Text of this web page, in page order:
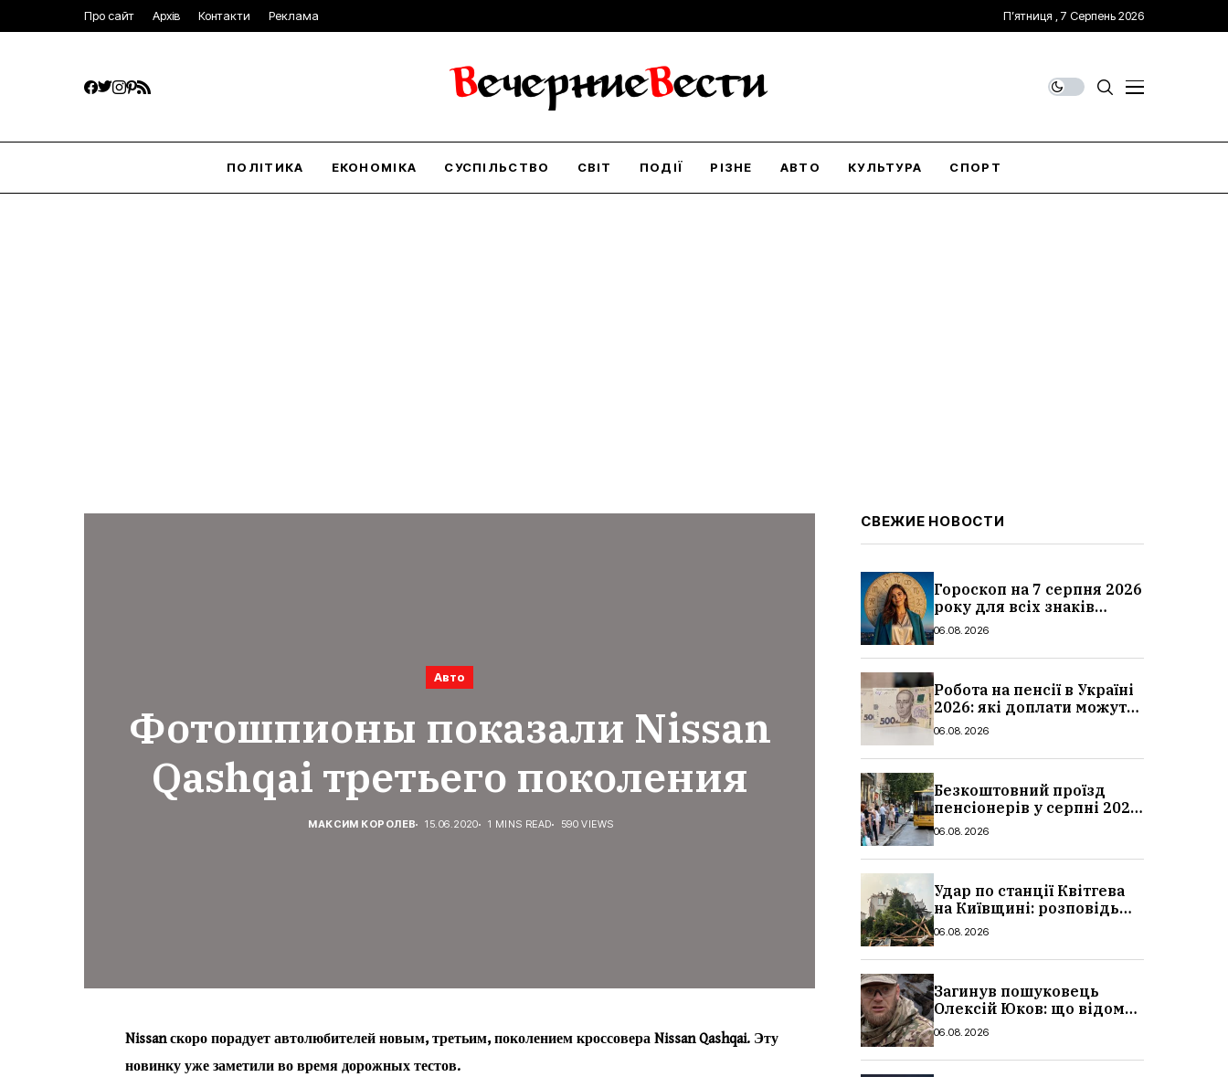
Про сайт Архів Контакти Реклама П’ятниця , 7 Серпень 2026
ПОЛІТИКА ЕКОНОМІКА СУСПІЛЬСТВО СВІТ ПОДІЇ РІЗНЕ АВТО КУЛЬТУРА СПОРТ
Авто
Фотошпионы показали Nissan
Qashqai третьего поколения
МАКСИМ КОРОЛЕВ 15.06.2020 1 MINS READ 590 VIEWS
Nissan скоро порадует автолюбителей новым, третьим, поколением кроссовера Nissan Qashqai. Эту
новинку уже заметили во время дорожных тестов.
СВЕЖИЕ НОВОСТИ
Гороскоп на 7 серпня 2026
року для всіх знаків
зодіаку: кому пощастить у
06.08.2026
Робота на пенсії в Україні
2026: які доплати можуть
скасувати, про що
06.08.2026
Безкоштовний проїзд
пенсіонерів у серпні 2026
в Україні: де діє пільга,
06.08.2026
Удар по станції Квітгева
на Київщині: розповідь
очевидців, як вісім людей
сталося
06.08.2026
Загинув пошуковець
Олексій Юков: що відомо
про його роботу, хто він
06.08.2026